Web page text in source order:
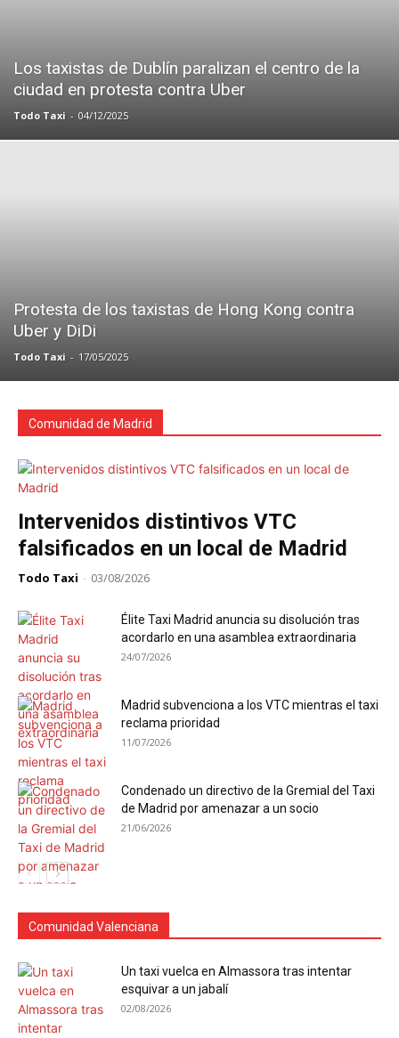
Los taxistas de Dublín paralizan el centro de la
ciudad en protesta contra Uber
Todo Taxi - 04/12/2025
Protesta de los taxistas de Hong Kong contra
Uber y DiDi
Todo Taxi - 17/05/2025
Comunidad de Madrid
Intervenidos distintivos VTC
falsificados en un local de Madrid
Todo Taxi - 03/08/2026
Élite Taxi Madrid anuncia su disolución tras
acordarlo en una asamblea extraordinaria
24/07/2026
Madrid subvenciona a los VTC mientras el taxi
reclama prioridad
11/07/2026
Condenado un directivo de la Gremial del Taxi
de Madrid por amenazar a un socio
21/06/2026
Comunidad Valenciana
Un taxi vuelca en Almassora tras intentar
esquivar a un jabalí
02/08/2026